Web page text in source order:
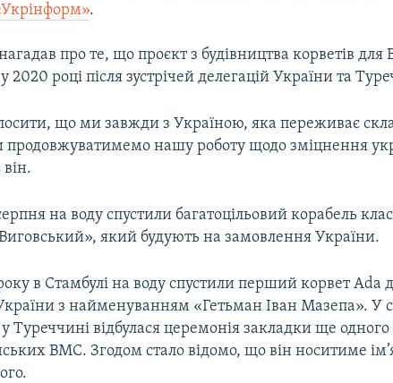
.
про те, що проєкт з будівництва корветів
2020 році після зустрічей делегацій України та
що ми завжди з Україною, яка переживає
нашу роботу щодо зміцнення
на воду спустили багатоцільовий корабель
який будують на замовлення України.
в Стамбулі на воду спустили перший корвет Ada
з найменуванням «Гетьман Іван Мазепа». У
Туреччині відбулася церемонія закладки ще
ВМС. Згодом стало відомо, що він носитиме